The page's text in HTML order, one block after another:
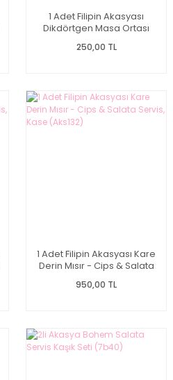
1 Adet Filipin Akasyası
Dikdörtgen Masa Ortası
(Aks121)
250,00 TL
1 Adet Filipin Akasyası Kare
Derin Mısır - Cips & Salata
950,00 TL